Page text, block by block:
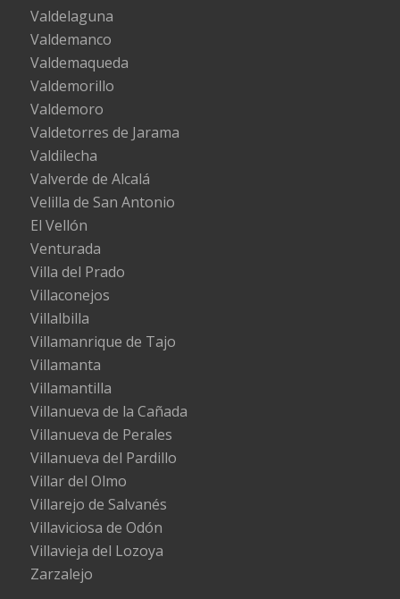
Valdelaguna
Valdemanco
Valdemaqueda
Valdemorillo
Valdemoro
Valdetorres de Jarama
Valdilecha
Valverde de Alcalá
Velilla de San Antonio
El Vellón
Venturada
Villa del Prado
Villaconejos
Villalbilla
Villamanrique de Tajo
Villamanta
Villamantilla
Villanueva de la Cañada
Villanueva de Perales
Villanueva del Pardillo
Villar del Olmo
Villarejo de Salvanés
Villaviciosa de Odón
Villavieja del Lozoya
Zarzalejo